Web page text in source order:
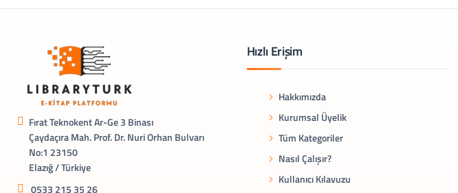
Fırat Teknokent Ar-Ge 3 Binası
Çaydaçıra Mah. Prof. Dr. Nuri Orhan Bulvarı
No:1 23150
Elazığ / Türkiye
0533 215 35 26
Hızlı Erişim
Hakkımızda
Kurumsal Üyelik
Tüm Kategoriler
Nasıl Çalışır?
Kullanıcı Kılavuzu